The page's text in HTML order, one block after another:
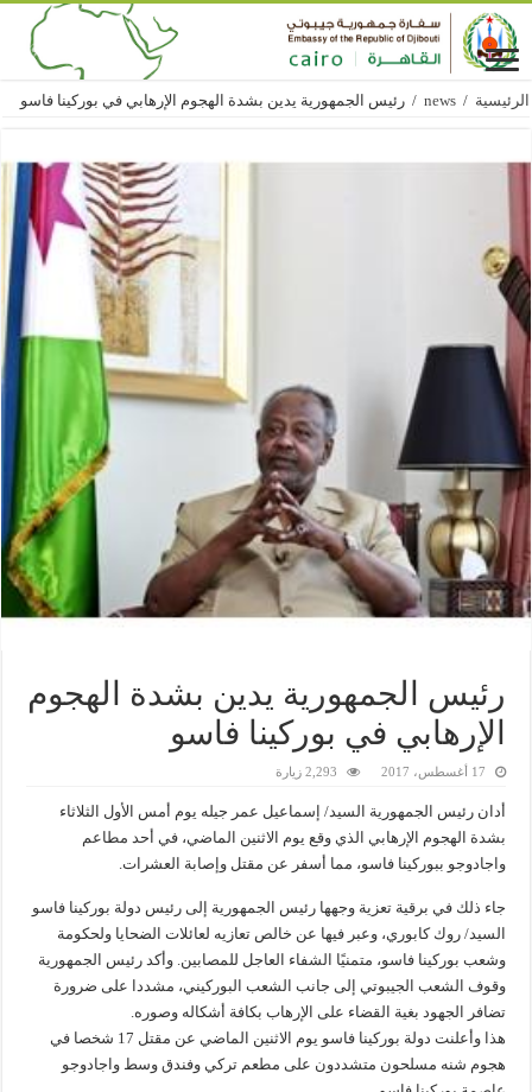
الرئيسية /
news
/ رئيس الجمهورية يدين بشدة الهجوم الإرهابي في بوركينا فاسو
رئيس الجمهورية يدين بشدة الهجوم
الإرهابي في بوركينا فاسو
17 أغسطس، 2017 2,293 زيارة
أدان رئيس الجمهورية السيد/ إسماعيل عمر جيله يوم أمس الأول الثلاثاء
بشدة الهجوم الإرهابي الذي وقع يوم الاثنين الماضي، في أحد مطاعم
واجادوجو ببوركينا فاسو، مما أسفر عن مقتل وإصابة العشرات.
جاء ذلك في برقية تعزية وجهها رئيس الجمهورية إلى رئيس دولة بوركينا فاسو
السيد/ روك كابوري، وعبر فيها عن خالص تعازيه لعائلات الضحايا ولحكومة
وشعب بوركينا فاسو، متمنيًا الشفاء العاجل للمصابين. وأكد رئيس الجمهورية
وقوف الشعب الجيبوتي إلى جانب الشعب البوركيني، مشددا على ضرورة
تضافر الجهود بغية القضاء على الإرهاب بكافة أشكاله وصوره.
هذا وأعلنت دولة بوركينا فاسو يوم الاثنين الماضي عن مقتل 17 شخصا في
هجوم شنه مسلحون متشددون على مطعم تركي وفندق وسط واجادوجو